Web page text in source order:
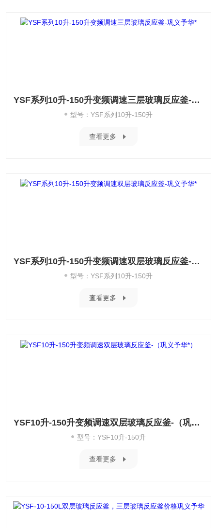
YSF系列10升-150升变频调速三层玻璃反应釜-巩义予华*
型号：YSF系列10升-150升
查看更多
YSF系列10升-150升变频调速双层玻璃反应釜-巩义予华*
型号：YSF系列10升-150升
查看更多
YSF10升-150升变频调速双层玻璃反应釜-（巩义予华*）
型号：YSF10升-150升
查看更多